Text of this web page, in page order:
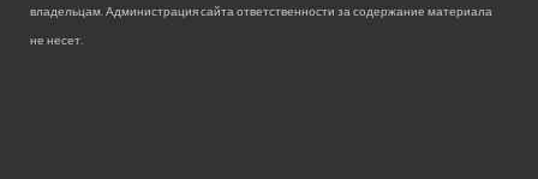
владельцам. Администрация сайта ответственности за содержание материала
не несет.